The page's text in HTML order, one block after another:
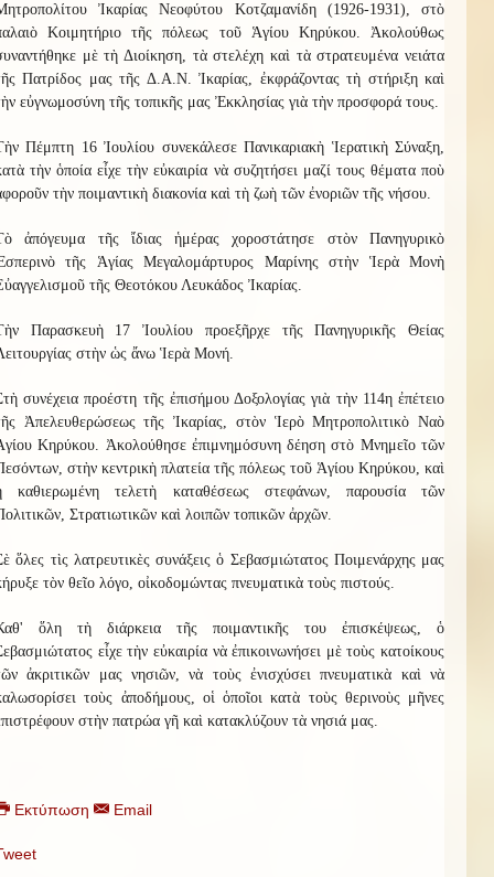
Ἰκαρίας Νεοφύτου Κοτζαμανίδη (1926-1931), στὸ
Κοιμητήριο τῆς πόλεως τοῦ Ἁγίου Κηρύκου. Ἀκολούθως
μὲ τὴ Διοίκηση, τὰ στελέχη καὶ τὰ στρατευμένα νειάτα
Πατρίδος μας τῆς Δ.Α.Ν. Ἰκαρίας, ἐκφράζοντας τὴ στήριξη καὶ
εὐγνωμοσύνη τῆς τοπικῆς μας Ἐκκλησίας γιὰ τὴν προσφορά τους.
Πέμπτη 16 Ἰουλίου συνεκάλεσε Πανικαριακὴ Ἱερατικὴ Σύναξη,
τὴν ὁποία εἶχε τὴν εὐκαιρία νὰ συζητήσει μαζί τους θέματα ποὺ
τὴν ποιμαντικὴ διακονία καὶ τὴ ζωὴ τῶν ἐνοριῶν τῆς νήσου.
ἀπόγευμα τῆς ἴδιας ἡμέρας χοροστάτησε στὸν Πανηγυρικὸ
τῆς Ἁγίας Μεγαλομάρτυρος Μαρίνης στὴν Ἱερὰ Μονὴ
τῆς Θεοτόκου Λευκάδος Ἰκαρίας.
Παρασκευὴ 17 Ἰουλίου προεξῆρχε τῆς Πανηγυρικῆς Θείας
στὴν ὡς ἄνω Ἱερὰ Μονή.
συνέχεια προέστη τῆς ἐπισήμου Δοξολογίας γιὰ τὴν 114η ἐπέτειο
Ἀπελευθερώσεως τῆς Ἰκαρίας, στὸν Ἱερὸ Μητροπολιτικὸ Ναὸ
Κηρύκου. Ἀκολούθησε ἐπιμνημόσυνη δέηση στὸ Μνημεῖο τῶν
στὴν κεντρικὴ πλατεία τῆς πόλεως τοῦ Ἁγίου Κηρύκου, καὶ
καθιερωμένη τελετὴ καταθέσεως στεφάνων, παρουσία τῶν
Στρατιωτικῶν καὶ λοιπῶν τοπικῶν ἀρχῶν.
ὅλες τὶς λατρευτικὲς συνάξεις ὁ Σεβασμιώτατος Ποιμενάρχης μας
τὸν θεῖο λόγο, οἰκοδομώντας πνευματικὰ τοὺς πιστούς.
ὅλη τὴ διάρκεια τῆς ποιμαντικῆς του ἐπισκέψεως, ὁ
εἶχε τὴν εὐκαιρία νὰ ἐπικοινωνήσει μὲ τοὺς κατοίκους
ἀκριτικῶν μας νησιῶν, νὰ τοὺς ἐνισχύσει πνευματικὰ καὶ νὰ
τοὺς ἀποδήμους, οἱ ὁποῖοι κατὰ τοὺς θερινοὺς μῆνες
στὴν πατρώα γῆ καὶ κατακλύζουν τὰ νησιά μας.
Εκτύπωση Email